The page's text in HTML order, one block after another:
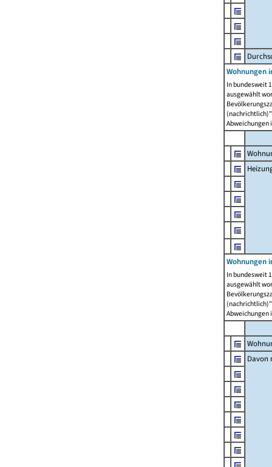
Wohnungen
In bundesweit
ausgewählt
Abweichungen
Wohnungen
In bundesweit
ausgewählt
Abweichungen
Davon